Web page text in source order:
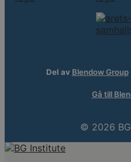
Del av Blendow Group
Gå till
© 2026 BG